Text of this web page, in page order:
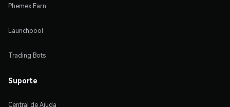
Phemex Earn
Launchpool
Trading Bots
Suporte
Central de Ajuda